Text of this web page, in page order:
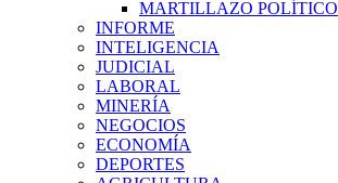
MARTILLAZO POLÍTICO
INFORME
INTELIGENCIA
JUDICIAL
LABORAL
MINERÍA
NEGOCIOS
ECONOMÍA
DEPORTES